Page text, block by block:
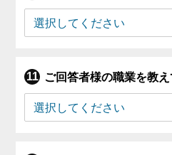
ご回答者様の職業を教え